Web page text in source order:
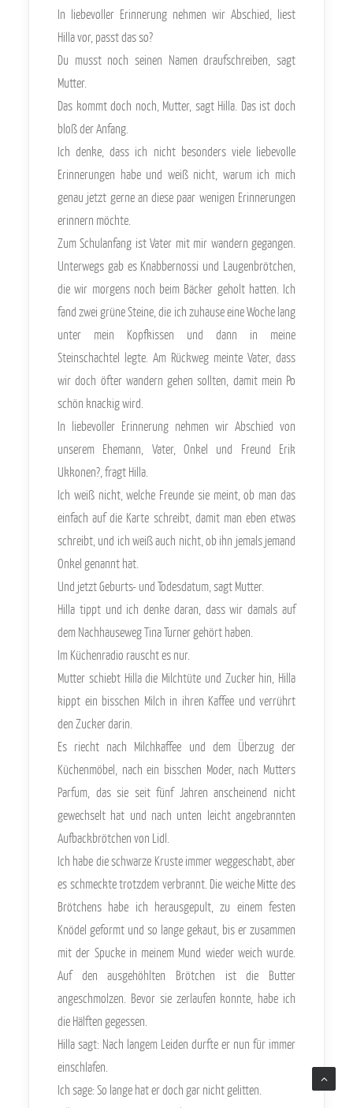
In liebevoller Erinnerung nehmen wir Abschied, liest
Hilla vor, passt das so?
Du musst noch seinen Namen draufschreiben, sagt
Mutter.
Das kommt doch noch, Mutter, sagt Hilla. Das ist doch
bloß der Anfang.
Ich denke, dass ich nicht besonders viele liebevolle
Erinnerungen habe und weiß nicht, warum ich mich
genau jetzt gerne an diese paar wenigen Erinnerungen
erinnern möchte.
Zum Schulanfang ist Vater mit mir wandern gegangen.
Unterwegs gab es Knabbernossi und Laugenbrötchen,
die wir morgens noch beim Bäcker geholt hatten. Ich
fand zwei grüne Steine, die ich zuhause eine Woche lang
unter mein Kopfkissen und dann in meine
Steinschachtel legte. Am Rückweg meinte Vater, dass
wir doch öfter wandern gehen sollten, damit mein Po
schön knackig wird.
In liebevoller Erinnerung nehmen wir Abschied von
unserem Ehemann, Vater, Onkel und Freund Erik
Ukkonen?, fragt Hilla.
Ich weiß nicht, welche Freunde sie meint, ob man das
einfach auf die Karte schreibt, damit man eben etwas
schreibt, und ich weiß auch nicht, ob ihn jemals jemand
Onkel genannt hat.
Und jetzt Geburts- und Todesdatum, sagt Mutter.
Hilla tippt und ich denke daran, dass wir damals auf
dem Nachhauseweg Tina Turner gehört haben.
Im Küchenradio rauscht es nur.
Mutter schiebt Hilla die Milchtüte und Zucker hin, Hilla
kippt ein bisschen Milch in ihren Kaffee und verrührt
den Zucker darin.
Es riecht nach Milchkaffee und dem Überzug der
Küchenmöbel, nach ein bisschen Moder, nach Mutters
Parfum, das sie seit fünf Jahren anscheinend nicht
gewechselt hat und nach unten leicht angebrannten
Aufbackbrötchen von Lidl.
Ich habe die schwarze Kruste immer weggeschabt, aber
es schmeckte trotzdem verbrannt. Die weiche Mitte des
Brötchens habe ich herausgepult, zu einem festen
Knödel geformt und so lange gekaut, bis er zusammen
mit der Spucke in meinem Mund wieder weich wurde.
Auf den ausgehöhlten Brötchen ist die Butter
angeschmolzen. Bevor sie zerlaufen konnte, habe ich
die Hälften gegessen.
Hilla sagt: Nach langem Leiden durfte er nun für immer
einschlafen.
Ich sage: So lange hat er doch gar nicht gelitten.